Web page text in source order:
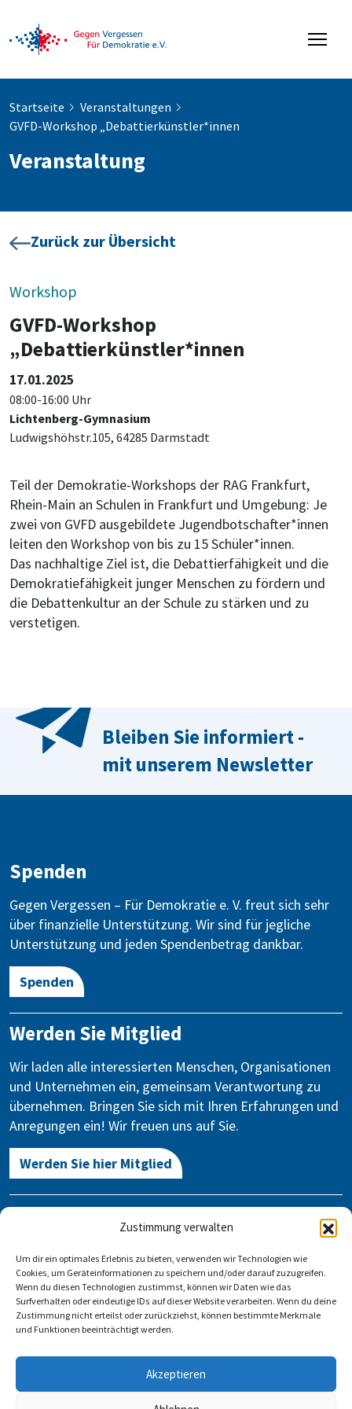
Zustimmung verwalten
Um dir ein optimales Erlebnis zu bieten, verwenden wir Technologien wie
Cookies, um Geräteinformationen zu speichern und/oder darauf zuzugreifen.
Wenn du diesen Technologien zustimmst, können wir Daten wie das
Surfverhalten oder eindeutige IDs auf dieser Website verarbeiten. Wenn du deine
Zustimmung nicht erteilst oder zurückziehst, können bestimmte Merkmale
und Funktionen beeinträchtigt werden.
Akzeptieren
Startseite
Veranstaltungen
GVFD-Workshop „Debattierkünstler*innen
Veranstaltung
Zurück zur Übersicht
Workshop
GVFD-Workshop
„Debattierkünstler*innen
17.01.2025
08:00-16:00 Uhr
Lichtenberg-Gymnasium
Ludwigshöhstr.105, 64285 Darmstadt
Teil der Demokratie-Workshops der RAG Frankfurt,
Rhein-Main an Schulen in Frankfurt und Umgebung: Je
zwei von GVFD ausgebildete Jugendbotschafter*innen
leiten den Workshop von bis zu 15 Schüler*innen.
Das nachhaltige Ziel ist, die Debattierfähigkeit und die
Demokratiefähigkeit junger Menschen zu fördern und
die Debattenkultur an der Schule zu stärken und zu
verstetigen.
Bleiben Sie informiert -
mit unserem Newsletter
Spenden
Gegen Vergessen – Für Demokratie e. V. freut sich sehr
über finanzielle Unterstützung. Wir sind für jegliche
Unterstützung und jeden Spendenbetrag dankbar.
Spenden
Werden Sie Mitglied
Wir laden alle interessierten Menschen, Organisationen
und Unternehmen ein, gemeinsam Verantwortung zu
übernehmen. Bringen Sie sich mit Ihren Erfahrungen und
Anregungen ein! Wir freuen uns auf Sie.
Werden Sie hier Mitglied
Kontakt
Stauffenbergstraße 13-14
10785 Berlin
info@gegen-vergessen.de
Kontakt